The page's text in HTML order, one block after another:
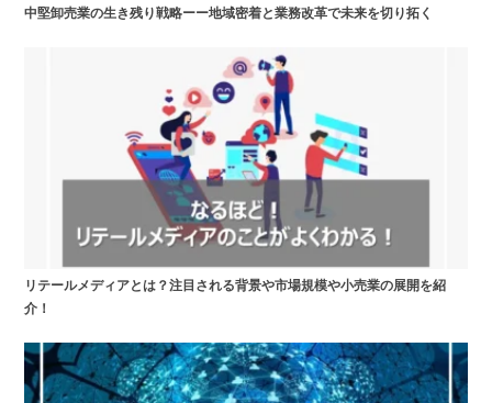
中堅卸売業の生き残り戦略ーー地域密着と業務改革で未来を切り拓く
リテールメディアとは？注目される背景や市場規模や小売業の展開を紹
介！